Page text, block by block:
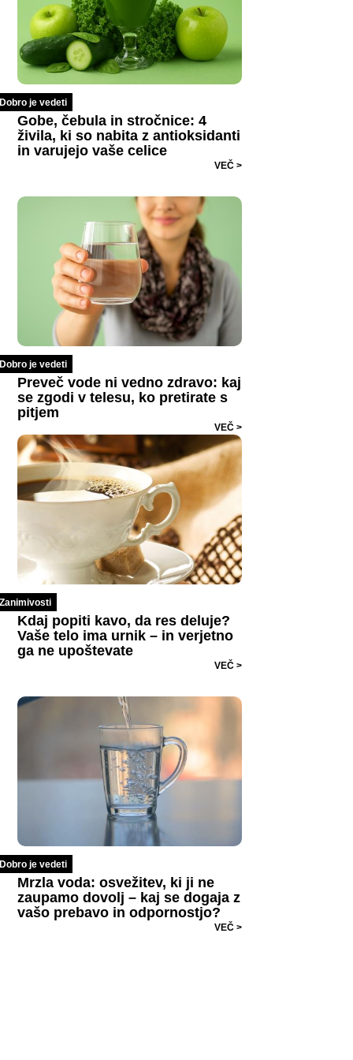
Dobro je vedeti
Gobe, čebula in stročnice: 4
živila, ki so nabita z antioksidanti
in varujejo vaše celice
VEČ >
Dobro je vedeti
Preveč vode ni vedno zdravo: kaj
se zgodi v telesu, ko pretirate s
pitjem
VEČ >
Zanimivosti
Kdaj popiti kavo, da res deluje?
Vaše telo ima urnik – in verjetno
ga ne upoštevate
VEČ >
Dobro je vedeti
Mrzla voda: osvežitev, ki ji ne
zaupamo dovolj – kaj se dogaja z
vašo prebavo in odpornostjo?
VEČ >